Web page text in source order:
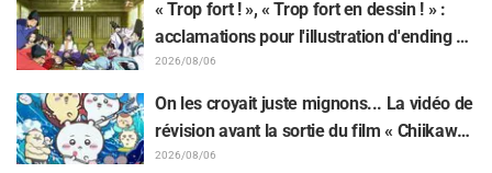
au Dream Stage de « Star Detective
Precure! » : « C’est le W Arcana »
« Trop fort ! », « Trop fort en dessin ! » :
acclamations pour l'illustration d'ending du
13e épisode dessinée par Asaki Yuikawa,
la comédienne doublant le protagoniste
de « The Elusive Samurai »
2026/08/06
On les croyait juste mignons... La vidéo de
révision avant la sortie du film « Chiikawa
» suscite des réactions surprises face au
2026/08/06